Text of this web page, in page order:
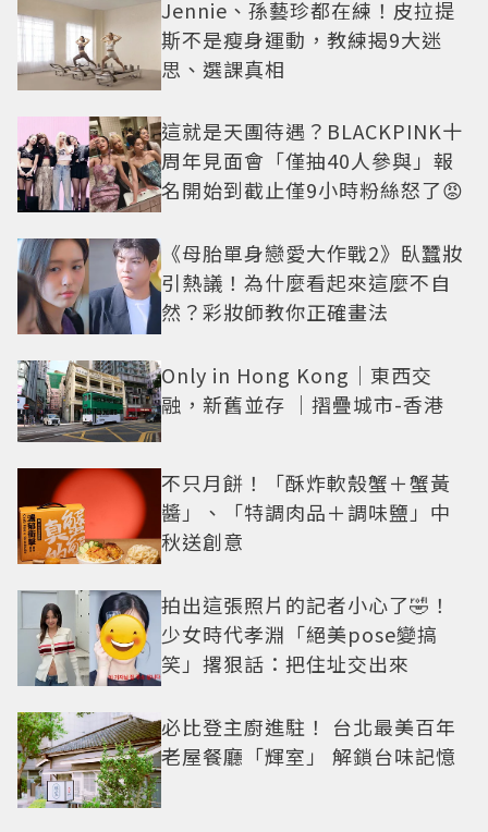
Jennie、孫藝珍都在練！皮拉提
斯不是瘦身運動，教練揭9大迷
思、選課真相
這就是天團待遇？BLACKPINK十
周年見面會「僅抽40人參與」報
名開始到截止僅9小時粉絲怒了😡
《母胎單身戀愛大作戰2》臥蠶妝
引熱議！為什麼看起來這麼不自
然？彩妝師教你正確畫法
Only in Hong Kong｜東西交
融，新舊並存 ｜摺疊城市-香港
不只月餅！「酥炸軟殼蟹＋蟹黃
醬」、「特調肉品＋調味鹽」中
秋送創意
拍出這張照片的記者小心了🤣！
少女時代孝淵「絕美pose變搞
笑」撂狠話：把住址交出來
必比登主廚進駐！ 台北最美百年
老屋餐廳「輝室」 解鎖台味記憶